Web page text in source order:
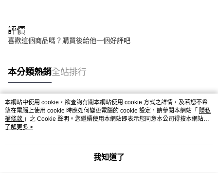
評價
喜歡這個商品嗎？購買後給他一個好評吧
本分類熱銷全站排行
熱門標籤
本網站中使用 cookie，欲查詢有關本網站使用 cookie 方式之詳情，及若您不希
望在電腦上使用 cookie 時應如何變更電腦的 cookie 設定，請參閱本網站「 隱私
權條款 」之 Cookie 聲明。您繼續使用本網站即表示您同意本公司得按本網站使
用條款之 Cookie 聲明使用 cookie。
了解更多 >
我知道了